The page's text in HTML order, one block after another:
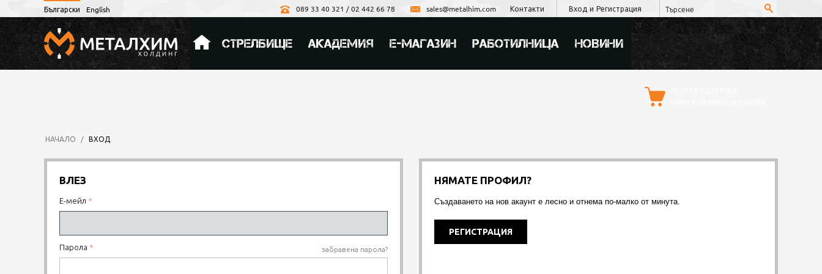
Български English 089 33 40 321 / 02 442 66 78 sales@metalhim.com Контакти Вход и Регистрация
СТРЕЛБИЩЕ АКАДЕМИЯ Е-МАГАЗИН РАБОТИЛНИЦА НОВИНИ
НАЧАЛО / ВХОД
ВЛЕЗ
Е-мейл
Парола забравена парола?
НЯМАТЕ ПРОФИЛ?
Създаването на нов акаунт е лесно и отнема по-малко от минута.
РЕГИСТРАЦИЯ